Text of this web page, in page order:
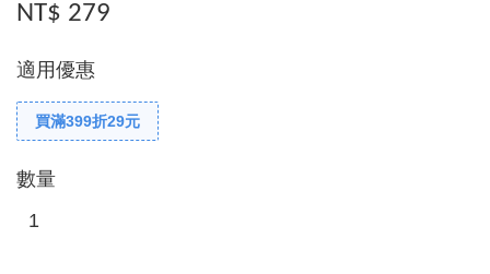
NT$ 279
適用優惠
買滿399折29元
數量